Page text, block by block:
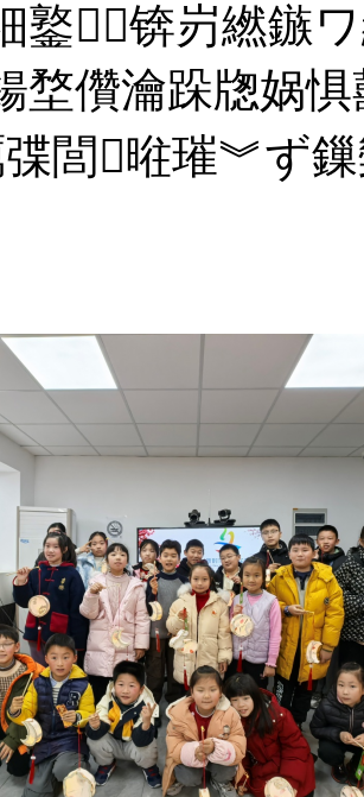
鐜锛岃繎鏃
堥儹瀹跺牎娲
弽閭暀璀︾ず